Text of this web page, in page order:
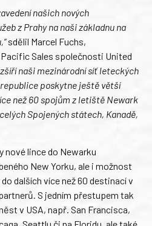
našich nových
z Prahy na naši základnu na
sdělil Marcel Fuchs,
Sales společnosti United
naši mezinárodní síť leteckých
poskytne ještě větší
než 60 spojům z letiště Newark
Spojených státech, Kanadě,
nové lince do Newarku
New Yorku, ale i možnost
dalších více než 60 destinací v
S jedním přestupem tak
v USA, např. San Francisca,